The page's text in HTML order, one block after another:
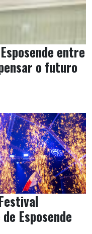
entre
o futuro
Esposende